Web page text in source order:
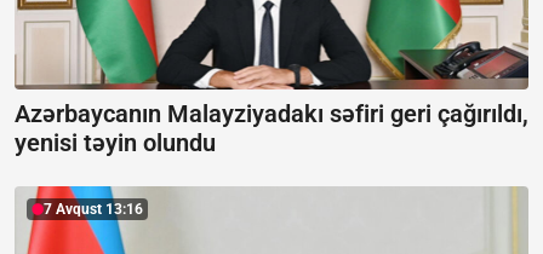
Azərbaycanın Malayziyadakı səfiri geri çağırıldı,
yenisi təyin olundu
7 Avqust 13:16